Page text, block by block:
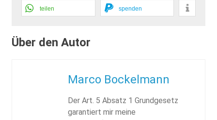
teilen spenden
Über den Autor
Marco Bockelmann
Der Art. 5 Absatz 1 Grundgesetz
garantiert mir meine